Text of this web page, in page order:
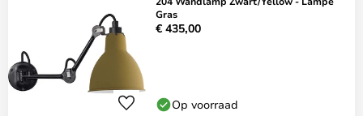
Gras
€ 435,00
Op voorraad